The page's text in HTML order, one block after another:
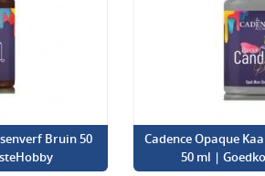
Bruin 50
Cadence Opaque
50 ml |